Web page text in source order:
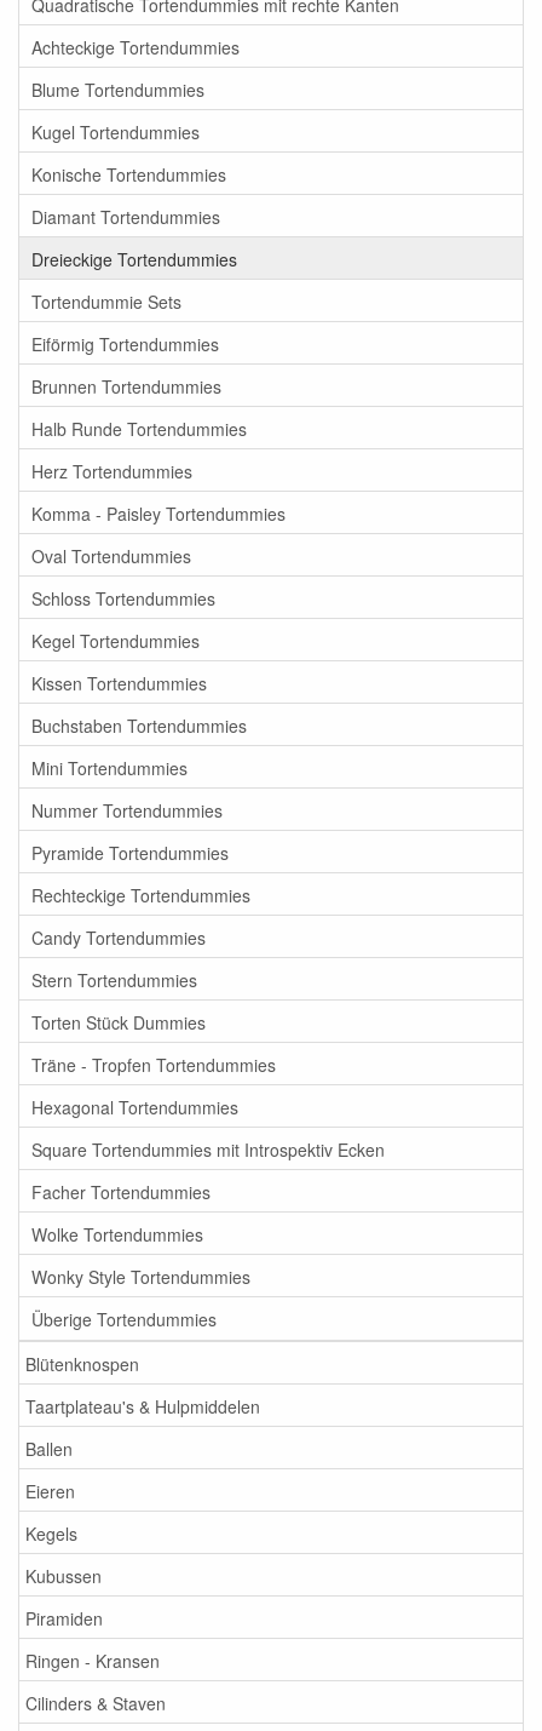
Achteckige Tortendummies
Blume Tortendummies
Kugel Tortendummies
Konische Tortendummies
Diamant Tortendummies
Dreieckige Tortendummies
Tortendummie Sets
Eiförmig Tortendummies
Brunnen Tortendummies
Halb Runde Tortendummies
Herz Tortendummies
Komma - Paisley Tortendummies
Oval Tortendummies
Schloss Tortendummies
Kegel Tortendummies
Kissen Tortendummies
Buchstaben Tortendummies
Mini Tortendummies
Nummer Tortendummies
Pyramide Tortendummies
Rechteckige Tortendummies
Candy Tortendummies
Stern Tortendummies
Torten Stück Dummies
Träne - Tropfen Tortendummies
Hexagonal Tortendummies
Square Tortendummies mit Introspektiv Ecken
Facher Tortendummies
Wolke Tortendummies
Wonky Style Tortendummies
Überige Tortendummies
Blütenknospen
Taartplateau's & Hulpmiddelen
Ballen
Eieren
Kegels
Kubussen
Piramiden
Ringen - Kransen
Cilinders & Staven